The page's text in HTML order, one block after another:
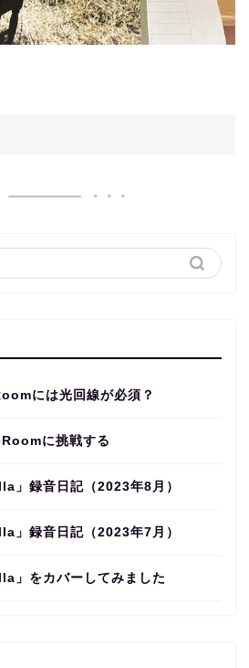
には光回線が必須？
に挑戦する
」録音日記（2023年8月）
」録音日記（2023年7月）
」をカバーしてみました